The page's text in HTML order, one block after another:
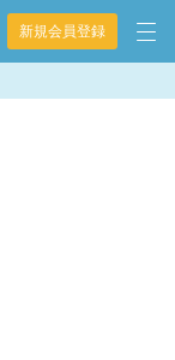
新規会員登録